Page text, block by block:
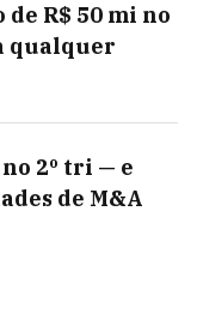
R$ 50 mi no
qualquer
2º tri — e
de M&A